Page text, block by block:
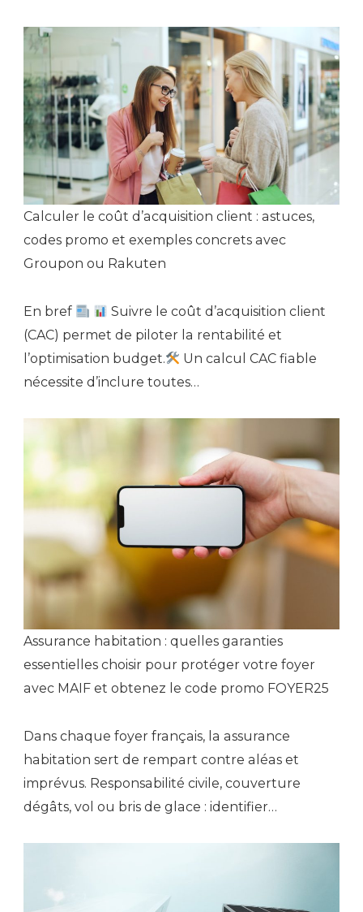
Calculer le coût d’acquisition client : astuces,
codes promo et exemples concrets avec
Groupon ou Rakuten
En bref
Suivre le coût d’acquisition client
(CAC) permet de piloter la rentabilité et
l’optimisation budget.
Un calcul CAC fiable
nécessite d’inclure toutes…
Assurance habitation : quelles garanties
essentielles choisir pour protéger votre foyer
avec MAIF et obtenez le code promo FOYER25
Dans chaque foyer français, la assurance
habitation sert de rempart contre aléas et
imprévus. Responsabilité civile, couverture
dégâts, vol ou bris de glace : identifier…